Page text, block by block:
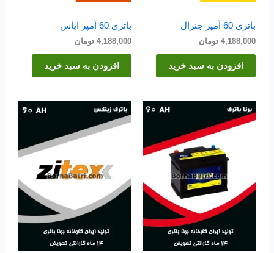
باتری 60 آمپر جنرال
4,188,000 تومان
افزودن به سبد خرید
باتری 60 آمپر ایاس
4,188,000 تومان
افزودن به سبد خرید